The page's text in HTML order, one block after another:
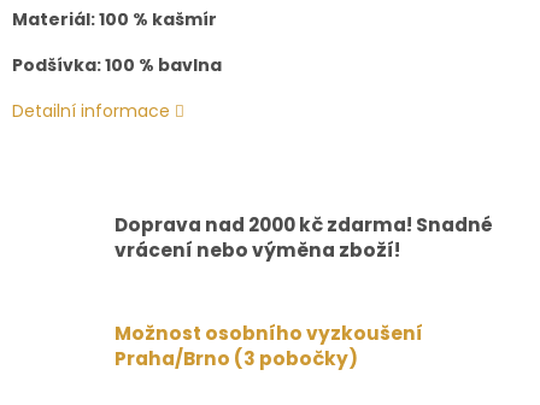
Materiál:100 % kašmír
Podšívka: 100 % bavlna
Detailní informace
Doprava nad 2000 kč zdarma! Snadné
vrácení nebo výměna zboží!
Možnost osobního vyzkoušení
Praha/Brno (3 pobočky)